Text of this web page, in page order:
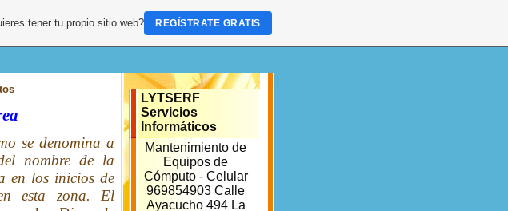
se denomina a
nombre de la
en los inicios de
esta zona. El
LYTSERF
Servicios
Informáticos
Mantenimiento de
Equipos de
Cómputo - Celular
969854903 Calle
Ayacucho 494 La
tener tu propio sitio web? REGÍSTRATE GRATIS